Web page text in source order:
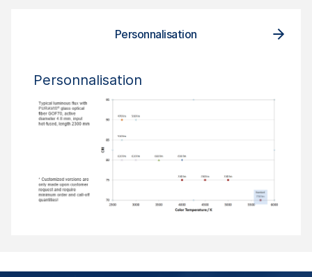
Personnalisation
Personnalisation